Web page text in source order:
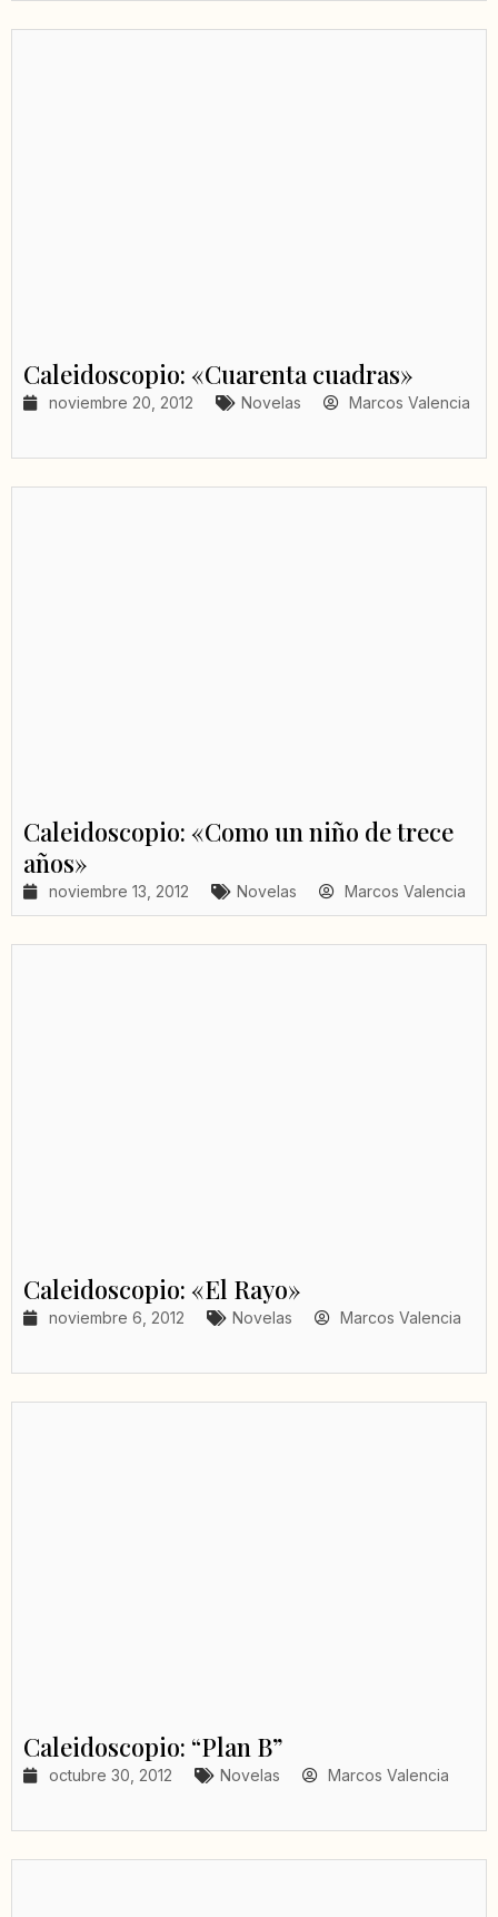
Caleidoscopio: «Cuarenta cuadras»
noviembre 20, 2012 Novelas Marcos Valencia
Caleidoscopio: «Como un niño de trece
años»
noviembre 13, 2012 Novelas Marcos Valencia
Caleidoscopio: «El Rayo»
noviembre 6, 2012 Novelas Marcos Valencia
Caleidoscopio: “Plan B”
octubre 30, 2012 Novelas Marcos Valencia